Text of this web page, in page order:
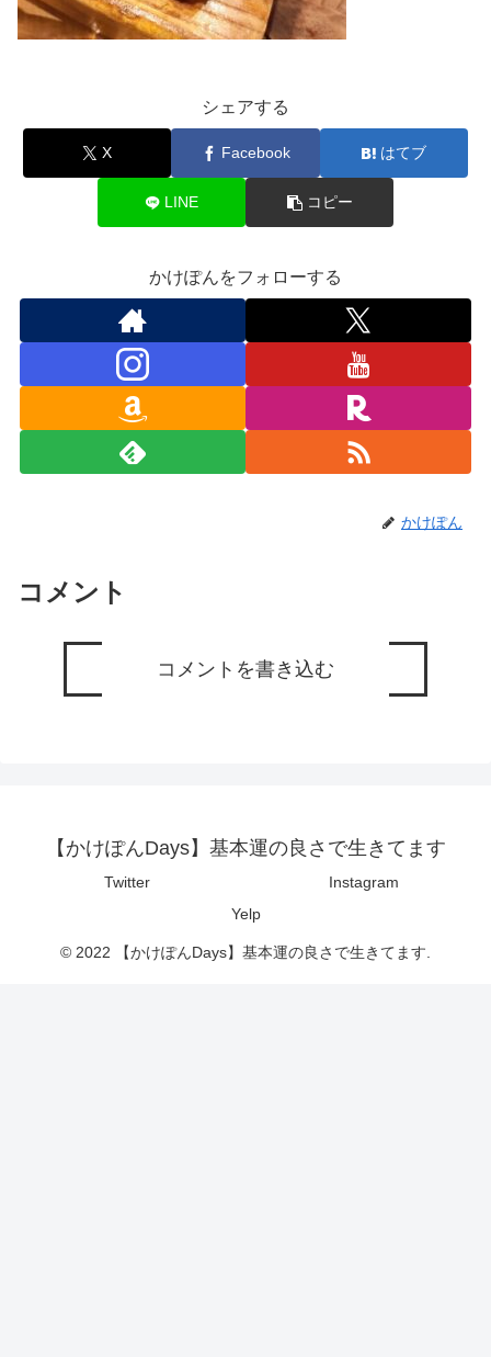
シェアする
X Facebook はてブ
LINE コピー
かけぽんをフォローする
かけぽん
コメント
コメントを書き込む
【かけぽんDays】基本運の良さで生きてます
Twitter
Instagram
Yelp
© 2022 【かけぽんDays】基本運の良さで生きてます.